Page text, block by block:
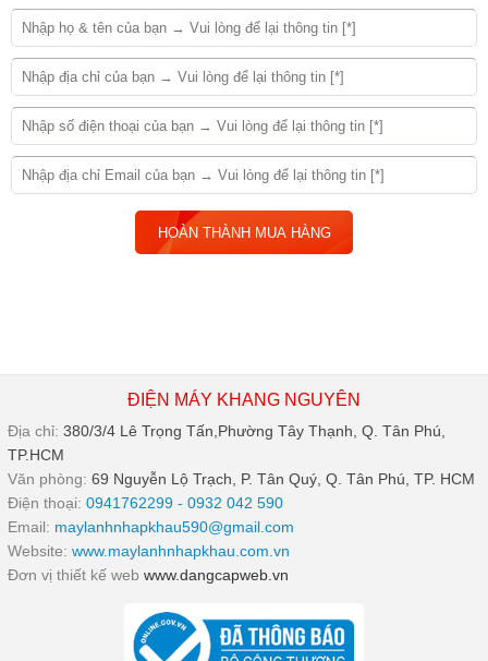
ĐIỆN MÁY KHANG NGUYÊN
Địa chỉ: 380/3/4 Lê Trọng Tấn,Phường Tây Thạnh, Q. Tân Phú,
TP.HCM
Văn phòng: 69 Nguyễn Lộ Trạch, P. Tân Quý, Q. Tân Phú, TP. HCM
Điện thoại: 0941762299 - 0932 042 590
Email: maylanhnhapkhau590@gmail.com
Website: www.maylanhnhapkhau.com.vn
Đơn vị thiết kế web www.dangcapweb.vn